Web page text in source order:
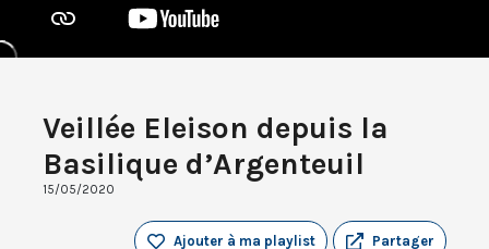
Veillée Eleison depuis la
Basilique d’Argenteuil
15/05/2020
Partager
Ajouter à ma playlist